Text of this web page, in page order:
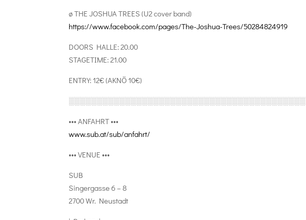
ø THE JOSHUA TREES (U2 cover band)
https://www.facebook.com/pages/The-Joshua-Trees/50284824919
DOORS HALLE: 20.00
STAGETIME: 21.00
ENTRY: 12€ (AKNÖ 10€)
░░░░░░░░░░░░░░░░░░░░░░░░░░░░░░░░░░░░░░░░░░
••• ANFAHRT •••
www.sub.at/sub/anfahrt/
••• VENUE •••
SUB
Singergasse 6 – 8
2700 Wr. Neustadt